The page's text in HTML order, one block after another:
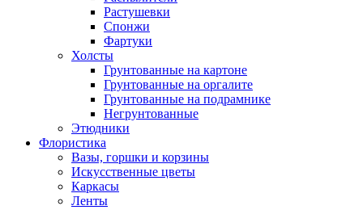
Растушевки
Спонжи
Фартуки
Холсты
Грунтованные на картоне
Грунтованные на оргалите
Грунтованные на подрамнике
Негрунтованные
Этюдники
Флористика
Вазы, горшки и корзины
Искусственные цветы
Каркасы
Ленты